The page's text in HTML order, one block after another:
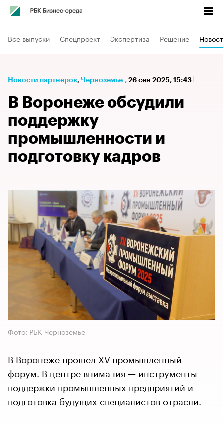
Все выпуски Спецпроект Экспертиза Решение
Новости партнеров⁠, Черноземье , 26 сен 2025, 15:43
В Воронеже обсудили
поддержку
промышленности и
подготовку кадров
Фото: РБК Черноземье
В Воронеже прошел XV промышленный
форум. В центре внимания — инструменты
поддержки промышленных предприятий и
подготовка будущих специалистов отрасли.